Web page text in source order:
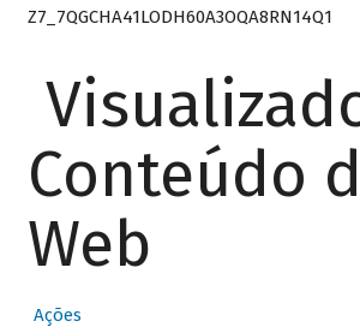
Z7_7QGCHA41LODH60A3OQA8RN14Q1
Conteúdo
Web
Ações